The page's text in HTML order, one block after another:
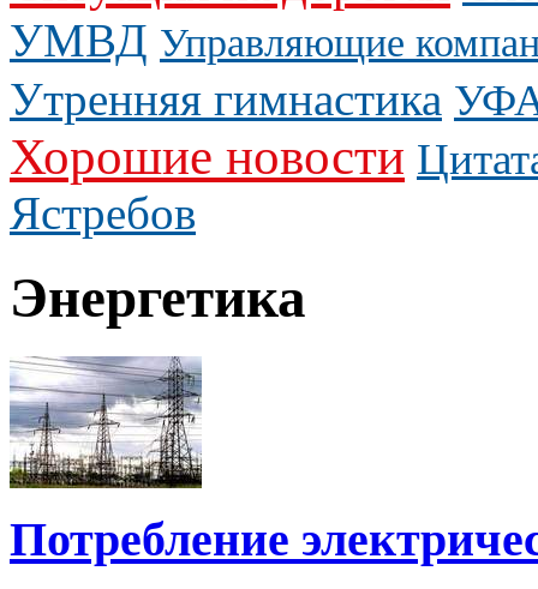
УМВД Управляющие
Утренняя гимнастика
Хорошие новости
Ястребов
Энергетика
Потребление